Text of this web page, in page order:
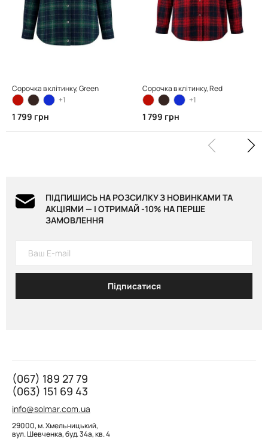
Сорочка в клітинку, Green
+1
1 799 грн
Сорочка в клітинку, Red
+1
1 799 грн
ПІДПИШИСЬ НА РОЗСИЛКУ З НОВИНКАМИ ТА
АКЦІЯМИ — І ОТРИМАЙ -10% НА ПЕРШЕ
ЗАМОВЛЕННЯ
Підписатися
(067) 189 27 79
(063) 151 69 43
info@solmar.com.ua
29000, м. Хмельницький,
вул. Шевченка, буд. 34а, кв. 4